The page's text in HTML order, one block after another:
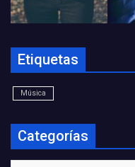
Etiquetas
Música
Categorías